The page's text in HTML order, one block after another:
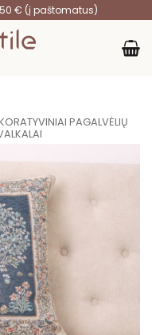
€ (į paštomatus)
PAGALVĖLIŲ